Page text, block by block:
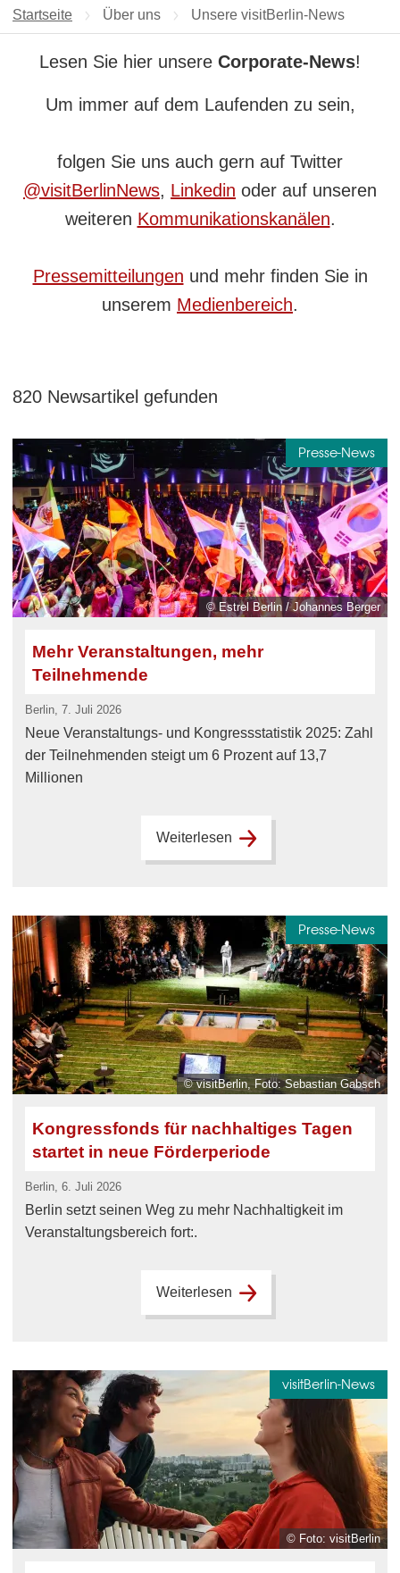
Startseite Über uns Aktuelle Seite:
Unsere visitBerlin-News
Lesen Sie hier unsere Corporate-News!
Um immer auf dem Laufenden zu sein,
folgen Sie uns auch gern auf Twitter
@visitBerlinNews, Linkedin oder auf unseren
weiteren Kommunikationskanälen.
Pressemitteilungen und mehr finden Sie in
unserem Medienbereich.
820 Newsartikel gefunden
© Estrel Berlin / Johannes Berger
Presse-News
Mehr Veranstaltungen, mehr
Teilnehmende
Berlin, 7. Juli 2026
Neue Veranstaltungs- und Kongressstatistik 2025: Zahl
der Teilnehmenden steigt um 6 Prozent auf 13,7
Millionen
Weiterlesen
© visitBerlin, Foto: Sebastian Gabsch
Presse-News
Kongressfonds für nachhaltiges Tagen
startet in neue Förderperiode
Berlin, 6. Juli 2026
Berlin setzt seinen Weg zu mehr Nachhaltigkeit im
Veranstaltungsbereich fort:.
Weiterlesen
© Foto: visitBerlin
visitBerlin-News